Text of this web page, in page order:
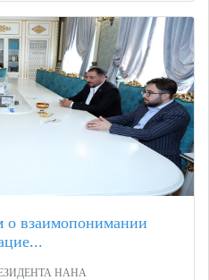
взаимопонимании
НАНА